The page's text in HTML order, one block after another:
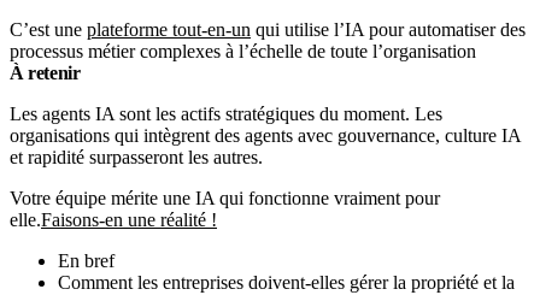
C’est une plateforme tout-en-un qui utilise l’IA pour automatiser des
processus métier complexes à l’échelle de toute l’organisation
À retenir
Les agents IA sont les actifs stratégiques du moment. Les
organisations qui intègrent des agents avec gouvernance, culture IA
et rapidité surpasseront les autres.
Votre équipe mérite une IA qui fonctionne vraiment pour
elle.Faisons-en une réalité !
En bref
Comment les entreprises doivent-elles gérer la propriété et la